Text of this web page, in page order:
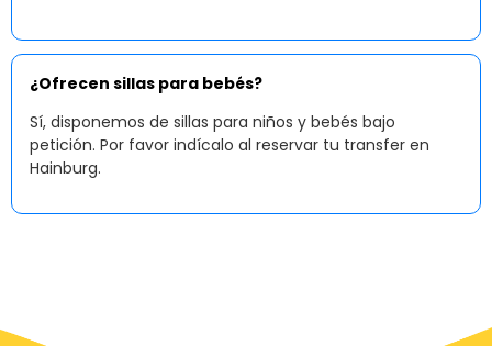
¿Ofrecen sillas para bebés?
Sí, disponemos de sillas para niños y bebés bajo
petición. Por favor indícalo al reservar tu transfer en
Hainburg.